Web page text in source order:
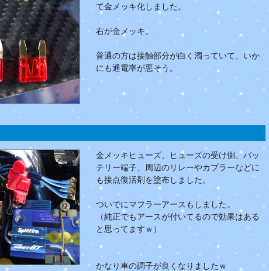
て金メッキ化しました。
右が金メッキ。
普通の方は接触部分が白く濁っていて、いか
にも通電率が悪そう。
金メッキヒューズ、ヒューズの受け側、バッ
テリー端子、周辺のリレーやカプラーなどに
も接点復活剤を塗布しました。
ついでにマフラーアースもしました。
（純正でもアースが付いてるので効果はある
と思ってますｗ）
かなり車の調子が良くなりましたｗ